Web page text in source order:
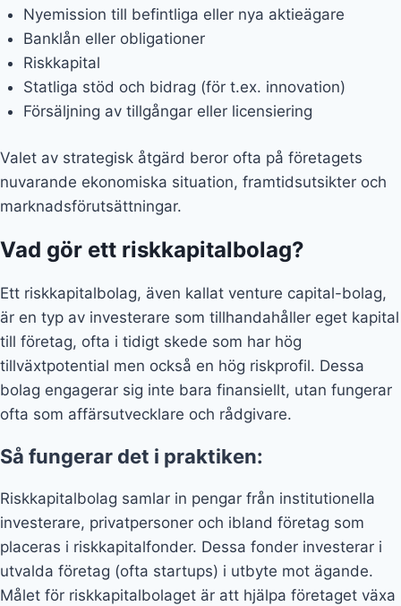
Nyemission till befintliga eller nya aktieägare
Banklån eller obligationer
Riskkapital
Statliga stöd och bidrag (för t.ex. innovation)
Försäljning av tillgångar eller licensiering
Valet av strategisk åtgärd beror ofta på företagets
nuvarande ekonomiska situation, framtidsutsikter och
marknadsförutsättningar.
Vad gör ett riskkapitalbolag?
Ett riskkapitalbolag, även kallat venture capital-bolag,
är en typ av investerare som tillhandahåller eget kapital
till företag, ofta i tidigt skede som har hög
tillväxtpotential men också en hög riskprofil. Dessa
bolag engagerar sig inte bara finansiellt, utan fungerar
ofta som affärsutvecklare och rådgivare.
Så fungerar det i praktiken:
Riskkapitalbolag samlar in pengar från institutionella
investerare, privatpersoner och ibland företag som
placeras i riskkapitalfonder. Dessa fonder investerar i
utvalda företag (ofta startups) i utbyte mot ägande.
Målet för riskkapitalbolaget är att hjälpa företaget växa